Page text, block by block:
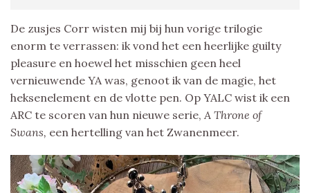
De zusjes Corr wisten mij bij hun vorige trilogie
enorm te verrassen: ik vond het een heerlijke guilty
pleasure en hoewel het misschien geen heel
vernieuwende YA was, genoot ik van de magie, het
heksenelement en de vlotte pen. Op YALC wist ik een
ARC te scoren van hun nieuwe serie, A Throne of
Swans, een hertelling van het Zwanenmeer.